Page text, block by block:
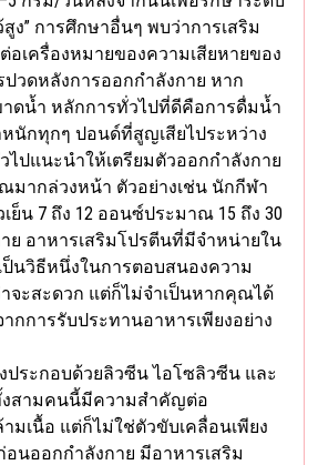
ง” การศึกษาอื่นๆ พบว่าการเสริม
อเครื่องหมายของความเสียหายของ
วดหลังการออกกำลังกาย หาก
ดน้ำ หลักการทั่วไปที่ดีคือการดื่มน้ำ
หนักทุกๆ ปอนด์ที่สูญเสียไประหว่าง
ไปแนะนำให้เตรียมตัวออกกำลังกาย
มากล่วงหน้า ตัวอย่างเช่น นักกีฬา
ย็น 7 ถึง 12 ออนซ์ประมาณ 15 ถึง 30
ย อาหารเสริมโปรตีนที่มีจำหน่ายใน
นวิธีหนึ่งในการตอบสนองความ
จะสะดวก แต่ก็ไม่จำเป็นหากคุณได้
กการรับประทานอาหารเพียงอย่าง
ประกอบด้วยลิวซีน ไอโซลิวซีน และ
งสามคนนี้มีความสำคัญต่อ
มเนื้อ แต่ก็ไม่ใช่ตัวขับเคลื่อนเพียง
อนออกกำลังกาย มีอาหารเสริม